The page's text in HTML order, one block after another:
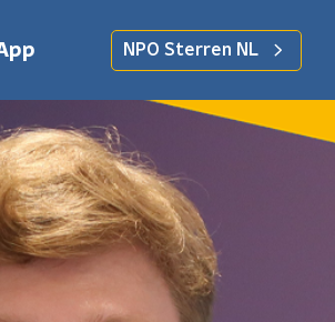
NPO Sterren NL